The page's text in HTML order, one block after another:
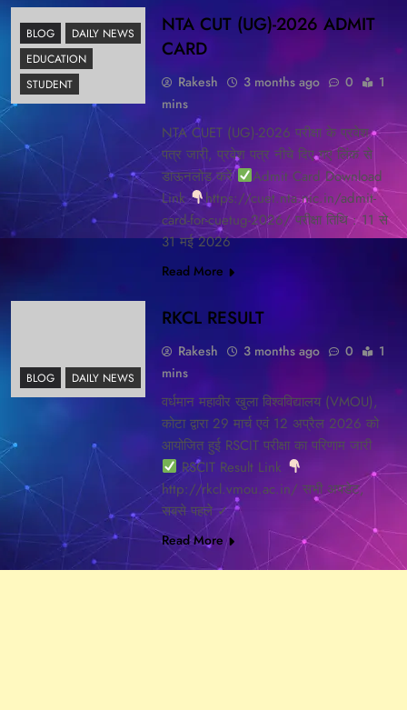
BLOG
DAILY NEWS
EDUCATION
STUDENT
NTA CUT (UG)-2026 ADMIT
CARD
Rakesh 3 months ago 0
1
mins
NTA CUET (UG)-2026 परीक्षा के प्रवेश
पत्र जारी, प्रवेश पत्र नीचे दिए गए लिंक से
डाऊनलोड करें
Admit Card Download
Link
https://cuet.nta.nic.in/admit-
card-for-cuetug-2026/ परीक्षा तिथि : 11 से
31 मई 2026
Read More
BLOG DAILY NEWS
RKCL RESULT
Rakesh 3 months ago 0
1
mins
वर्धमान महावीर खुला विश्वविद्यालय (VMOU),
कोटा द्वारा 29 मार्च एवं 12 अप्रैल 2026 को
आयोजित हुई RSCIT परीक्षा का परिणाम जारी
RSCIT Result Link
http://rkcl.vmou.ac.in/ सभी अपडेट,
सबसे पहले ✓
Read More